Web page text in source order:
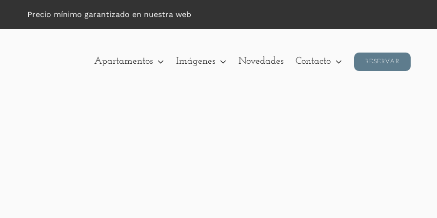
Precio mínimo garantizado en nuestra web
Apartamentos Imágenes Novedades Contacto RESERVAR